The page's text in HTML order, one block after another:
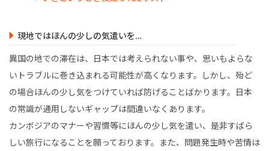
現地ではほんの少しの気遣いを…
異国の地での滞在は、日本では考えられない事や、思いもよらな
いトラブルに巻き込まれる可能性が高くなります。しかし、殆ど
の場合ほんの少し気をつけていれば防げることばかります。日本
の常識が通用しないギャップは間違いなくあります。
カンボジアのマナーや習慣等にほんの少し気を遣い、是非すばら
しい旅行になることを願っております。また、問題発生時や苦情は